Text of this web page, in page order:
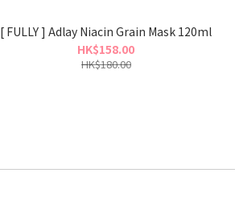
[ FULLY ] Adlay Niacin Grain Mask 120ml
HK$158.00
HK$180.00